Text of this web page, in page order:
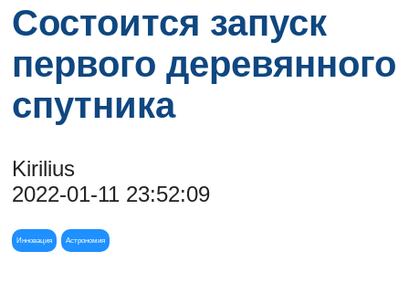
Состоится запуск
первого деревянного
спутника
Kirilius
2022-01-11 23:52:09
Инновация Астрономия